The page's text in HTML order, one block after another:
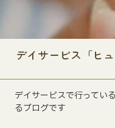
デイサービス「ヒ
デイサービスで行ってい
るブログです